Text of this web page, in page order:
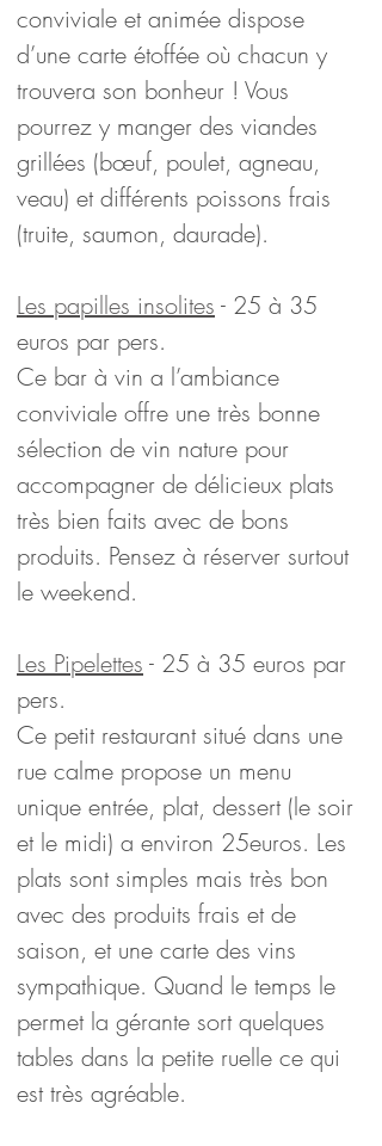
conviviale et animée dispose
d’une carte étoffée où chacun y
trouvera son bonheur ! Vous
pourrez y manger des viandes
grillées (bœuf, poulet, agneau,
veau) et différents poissons frais
(truite, saumon, daurade).
Les papilles insolites - 25 à 35
euros par pers.
Ce bar à vin a l’ambiance
conviviale offre une très bonne
sélection de vin nature pour
accompagner de délicieux plats
très bien faits avec de bons
produits. Pensez à réserver surtout
le weekend.
Les Pipelettes - 25 à 35 euros par
pers.
Ce petit restaurant situé dans une
rue calme propose un menu
unique entrée, plat, dessert (le soir
et le midi) a environ 25euros. Les
plats sont simples mais très bon
avec des produits frais et de
saison, et une carte des vins
sympathique. Quand le temps le
permet la gérante sort quelques
tables dans la petite ruelle ce qui
est très agréable.